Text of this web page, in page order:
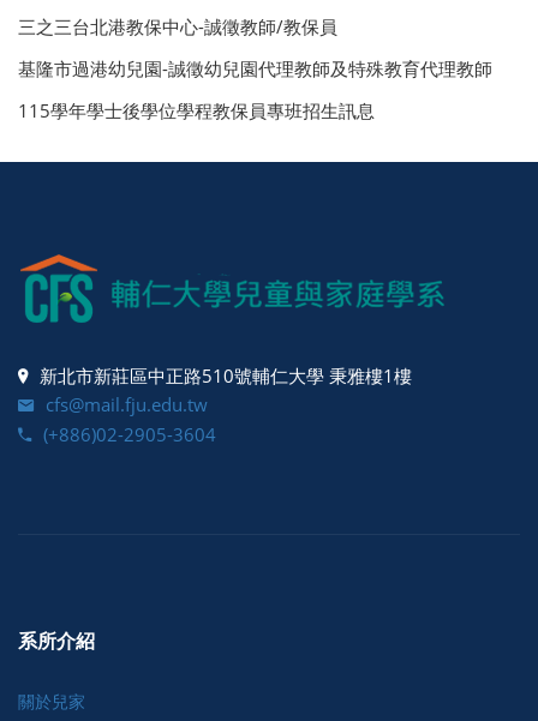
三之三台北港教保中心-誠徵教師/教保員
基隆市過港幼兒園-誠徵幼兒園代理教師及特殊教育代理教師
115學年學士後學位學程教保員專班招生訊息
新北市新莊區中正路510號輔仁大學 秉雅樓1樓
cfs@mail.fju.edu.tw
(+886)02-2905-3604
系所介紹
關於兒家